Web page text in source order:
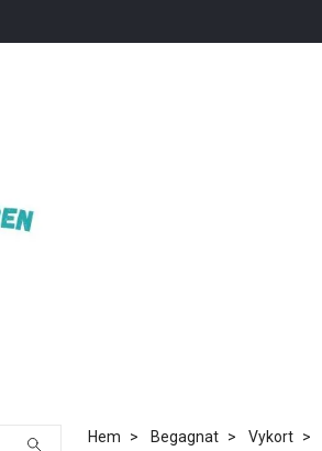
Hem Begagnat Vykort